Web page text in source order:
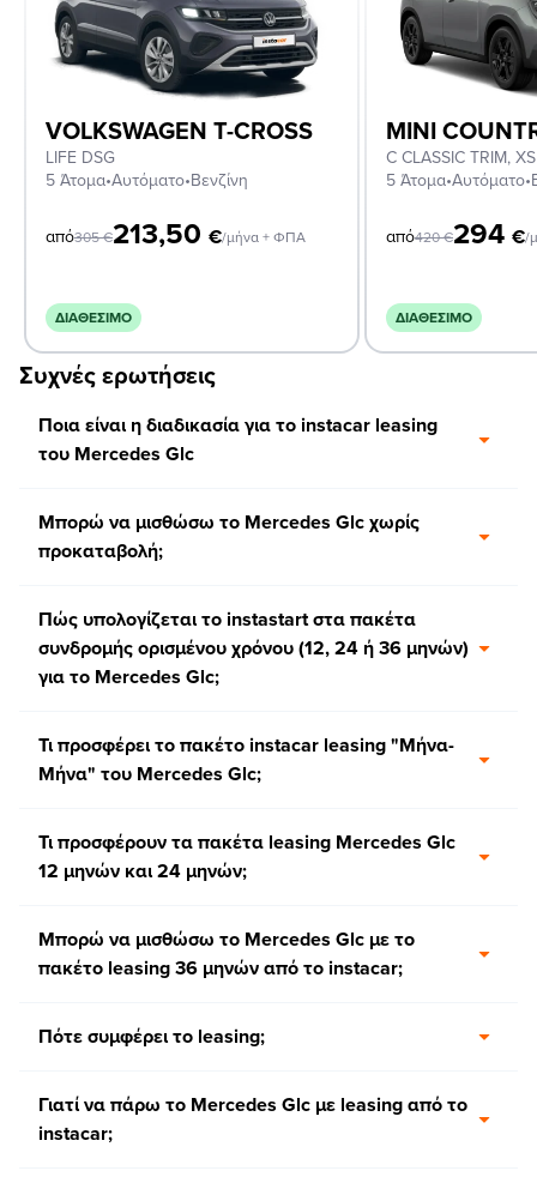
VOLKSWAGEN T-CROSS
LIFE DSG
5 Άτομα•Αυτόματο•Βενζίνη
από305€213,50 €/μήνα + ΦΠΑ
ΔΙΑΘΈΣΙΜΟ
MINI
5 Άτομα•Αυτόματο•
από420€294 €/
ΔΙΑΘΈΣΙΜΟ
Συχνές ερωτήσεις
Ποια είναι η διαδικασία για το instacar leasing
του Mercedes Glc
Μπορώ να μισθώσω το Mercedes Glc χωρίς
προκαταβολή;
Πώς υπολογίζεται το instastart στα πακέτα
συνδρομής ορισμένου χρόνου (12, 24 ή 36 μηνών)
για το Mercedes Glc;
Τι προσφέρει το πακέτο instacar leasing "Μήνα-
Μήνα" του Mercedes Glc;
Τι προσφέρουν τα πακέτα leasing Mercedes Glc
12 μηνών και 24 μηνών;
Μπορώ να μισθώσω το Mercedes Glc με το
πακέτο leasing 36 μηνών από το instacar;
Πότε συμφέρει το leasing;
Γιατί να πάρω το Mercedes Glc με leasing από το
instacar;